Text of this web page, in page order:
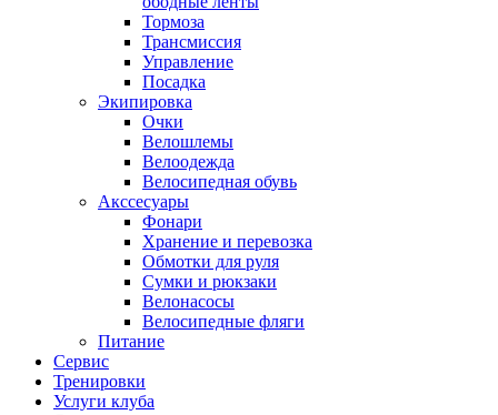
Тормоза
Трансмиссия
Управление
Посадка
Экипировка
Очки
Велошлемы
Велоодежда
Велосипедная обувь
Акссесуары
Фонари
Хранение и перевозка
Обмотки для руля
Сумки и рюкзаки
Велонасосы
Велосипедные фляги
Питание
Сервис
Тренировки
Услуги клуба